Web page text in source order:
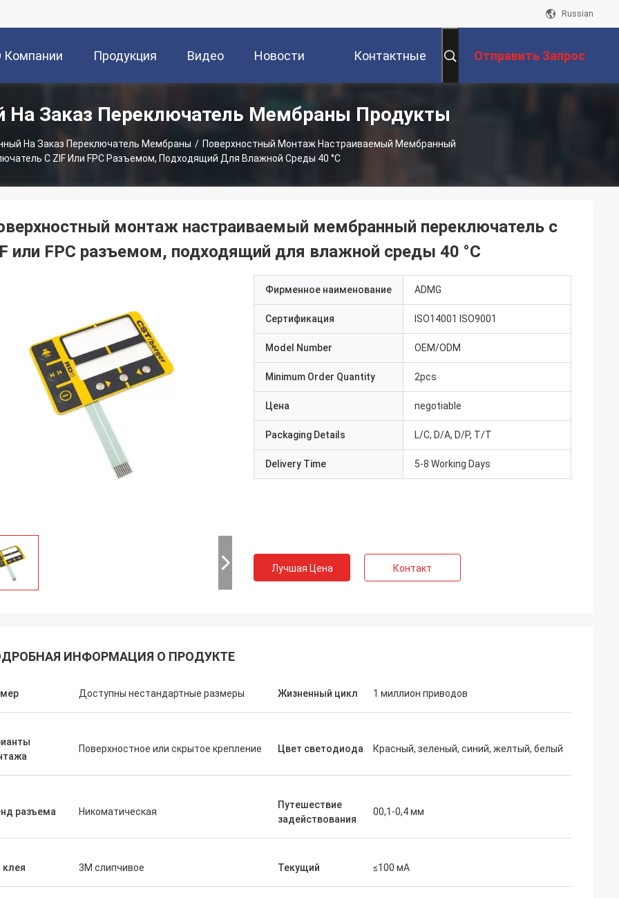
Russian
Компании Продукция Видео Новости Контактные
Данные
Отправить Запрос
На Заказ Переключатель Мембраны Продукты
На Заказ Переключатель Мембраны / Поверхностный Монтаж Настраиваемый Мембранный
С ZIF Или FPC Разъемом, Подходящий Для Влажной Среды 40 °C
за исключительное
ваша команда.Мы с
партнерства.
выполнением и качеством заказанных
нами мембранных переключателей,
которые идеально вписываются в наши
безупречно.Спасибо, что помогли нам
производственных нужд.Очень приятно
монтаж настраиваемый мембранный переключатель с
или FPC разъемом, подходящий для влажной среды 40 °C
Фирменное наименование ADMG
Сертификация ISO14001 ISO9001
Model Number OEM/ODM
Minimum Order Quantity 2pcs
Цена negotiable
Packaging Details L/C, D/A, D/P, T/T
Delivery Time 5-8 Working Days
Лучшая Цена Контакт
ИНФОРМАЦИЯ О ПРОДУКТЕ
Доступны нестандартные размеры Жизненный цикл 1 миллион приводов
Поверхностное или скрытое крепление Цвет светодиода Красный, зеленый, синий, желтый, белый
разъема Никоматическая
Путешествие
задействования
00,1-0,4 мм
клея 3M слипчивое Текущий ≤100 мА